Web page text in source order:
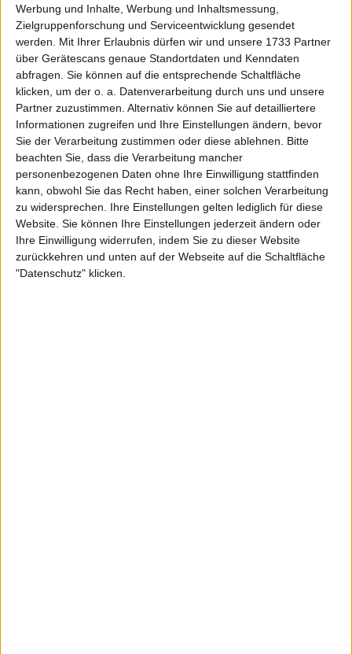
Werbung und Inhalte, Werbung und Inhaltsmessung,
Zielgruppenforschung und Serviceentwicklung gesendet
werden.
Mit Ihrer Erlaubnis dürfen wir und unsere 1733 Partner
über Gerätescans genaue Standortdaten und Kenndaten
abfragen. Sie können auf die entsprechende Schaltfläche
klicken, um der o. a. Datenverarbeitung durch uns und unsere
Partner zuzustimmen. Alternativ können Sie auf detailliertere
Informationen zugreifen und Ihre Einstellungen ändern, bevor
Sie der Verarbeitung zustimmen oder diese ablehnen.
Bitte
beachten Sie, dass die Verarbeitung mancher
personenbezogenen Daten ohne Ihre Einwilligung stattfinden
kann, obwohl Sie das Recht haben, einer solchen Verarbeitung
zu widersprechen. Ihre Einstellungen gelten lediglich für diese
Website. Sie können Ihre Einstellungen jederzeit ändern oder
Ihre Einwilligung widerrufen, indem Sie zu dieser Website
zurückkehren und unten auf der Webseite auf die Schaltfläche
"Datenschutz" klicken.
Ashleigh Barty spielt am Sonntag mit Frances
Tiafoe im All-Star-Doppel beim Brisbane
International
28 Dezember 2024